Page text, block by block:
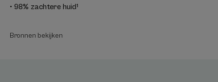
• 98% zachtere huid¹
Bronnen bekijken